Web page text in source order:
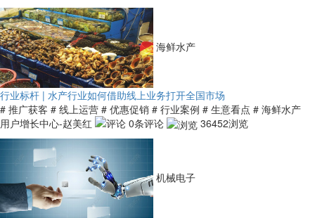
海鲜水产
行业标杆 | 水产行业如何借助线上业务打开全国市场
# 推广获客 # 线上运营 # 优惠促销 # 行业案例 # 生意看点 # 海鲜水产
用户增长中心-赵美红
0条评论 36452浏览
机械电子